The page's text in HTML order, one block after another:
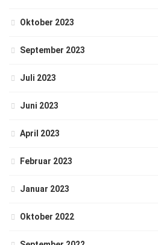
Oktober 2023
September 2023
Juli 2023
Juni 2023
April 2023
Februar 2023
Januar 2023
Oktober 2022